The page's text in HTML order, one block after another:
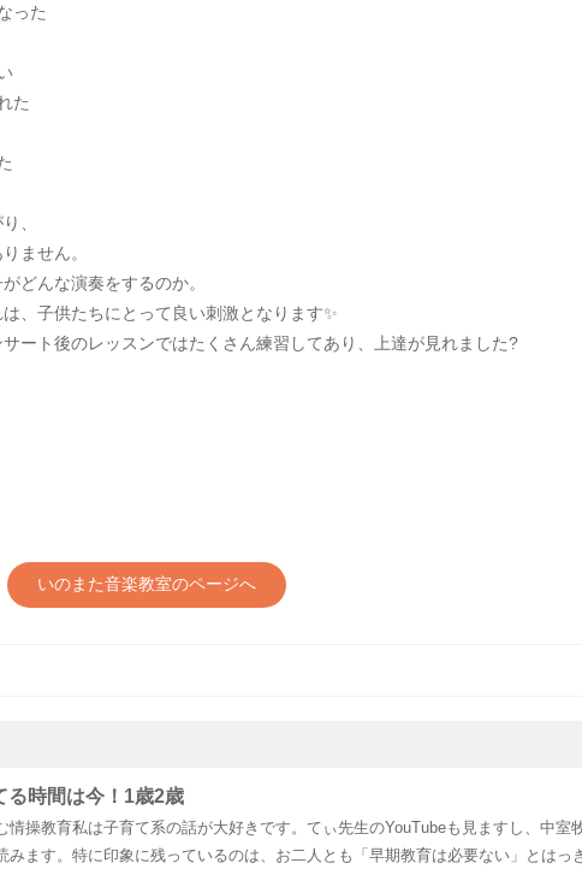
った
た
、
ません。
どんな演奏をするのか。
、子供たちにとって良い刺激となります✨
ート後のレッスンではたくさん練習してあり、上達が見れました?
いのまた音楽教室のページへ
る時間は今！1歳2歳
情操教育私は子育て系の話が大好きです。てぃ先生のYouTubeも見ますし、中室
みます。特に印象に残っているのは、お二人とも「早期教育は必要ない」とはっ